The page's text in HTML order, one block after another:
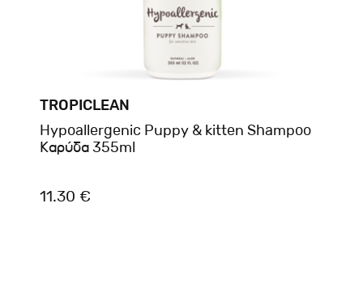
TROPICLEAN
Hypoallergenic Puppy & kitten Shampoo
Καρύδα 355ml
11.30 €